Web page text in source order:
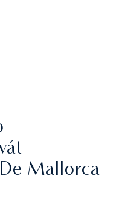
Mallorca